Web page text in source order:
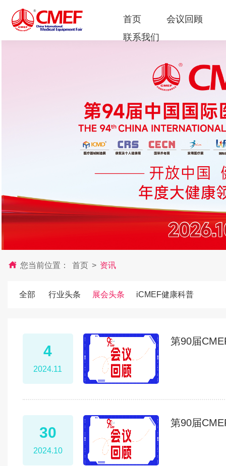
首页
会议回顾
联系我们
您当前位置： 首页 > 资讯
全部 行业头条 展会头条 iCMEF健康科普
4
2024.11
第90届
30
2024.10
第90届